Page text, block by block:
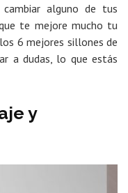
cambiar alguno de tus
te mejore mucho tu
6 mejores sillones de
a dudas, lo que estás
y